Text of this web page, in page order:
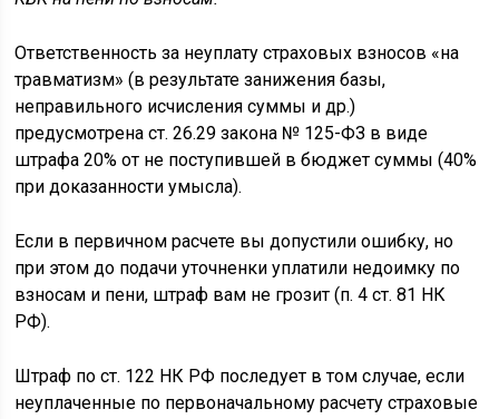
Ответственность за неуплату страховых взносов «на
травматизм» (в результате занижения базы,
неправильного исчисления суммы и др.)
предусмотрена ст. 26.29 закона № 125-ФЗ в виде
штрафа 20% от не поступившей в бюджет суммы (40%
при доказанности умысла).
Если в первичном расчете вы допустили ошибку, но
при этом до подачи уточненки уплатили недоимку по
взносам и пени, штраф вам не грозит (п. 4 ст. 81 НК
РФ).
Штраф по ст. 122 НК РФ последует в том случае, если
неуплаченные по первоначальному расчету страховые